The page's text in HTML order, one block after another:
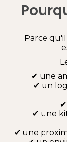
Parce
✔ une
✔ un
✔ une
✔ une